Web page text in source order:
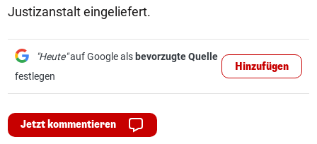
Justizanstalt eingeliefert.
"Heute"auf Google als bevorzugte Quelle
festlegen
Hinzufügen
Jetzt kommentieren